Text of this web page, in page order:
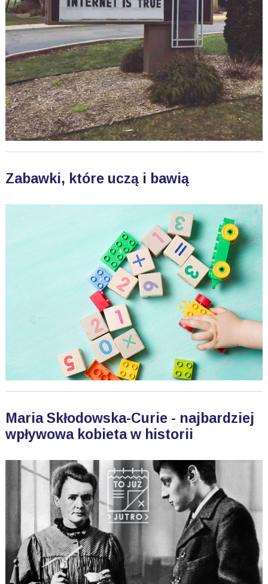
Zabawki, które uczą i bawią
Maria Skłodowska-Curie - najbardziej
wpływowa kobieta w historii